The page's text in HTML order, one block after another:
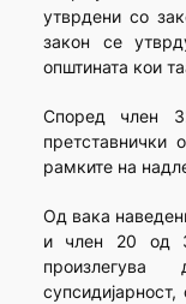
утврдени со
закон се
општината кои
Според член
претставнички
рамките на
Од вака
и член 20 од